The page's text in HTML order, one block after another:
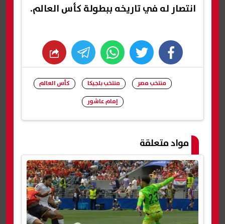
انتصار له في تاريخه ببطولة كأس العالم.
facebook
twitter
whats
منتخب مصر منتخب بلجيكا
كأس العالم
إمام عاشور
مواد متعلقة